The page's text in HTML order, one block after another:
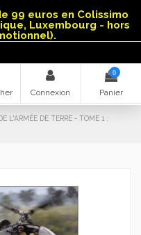
99 euros en Colissimo
Luxembourg - hors
Connexion
0
Panier
L'ARMÉE DE TERRE - TOME 1 :